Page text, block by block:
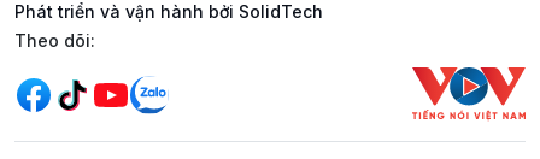
Phát triển và vận hành bởi SolidTech
Mạng xã hội
Theo dõi: